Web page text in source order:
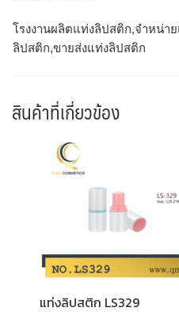
โรงงานผลิตแท่งลิปสติก,จำหน่า
ลิปสติก,ขายส่งแท่งลิปสติก
สินค้าที่เกี่ยวข้อง
แท่งลิปสติก LS329